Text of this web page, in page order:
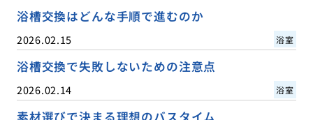
浴槽交換はどんな手順で進むのか
2026.02.15 浴室
浴槽交換で失敗しないための注意点
2026.02.14 浴室
素材選びで決まる理想のバスタイム